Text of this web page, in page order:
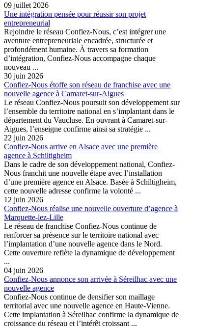
09 juillet 2026
Une intégration pensée pour réussir son projet
entrepreneurial
Rejoindre le réseau Confiez-Nous, c’est intégrer une
aventure entrepreneuriale encadrée, structurée et
profondément humaine. À travers sa formation
d’intégration, Confiez-Nous accompagne chaque
nouveau ...
30 juin 2026
Confiez-Nous étoffe son réseau de franchise avec une
nouvelle agence à Camaret-sur-Aigues
Le réseau Confiez-Nous poursuit son développement sur
l’ensemble du territoire national en s’implantant dans le
département du Vaucluse. En ouvrant à Camaret-sur-
Aigues, l’enseigne confirme ainsi sa stratégie ...
22 juin 2026
Confiez-Nous arrive en Alsace avec une première
agence à Schiltigheim
Dans le cadre de son développement national, Confiez-
Nous franchit une nouvelle étape avec l’installation
d’une première agence en Alsace. Basée à Schiltigheim,
cette nouvelle adresse confirme la volonté ...
12 juin 2026
Confiez-Nous réalise une nouvelle ouverture d’agence à
Marquette-lez-Lille
Le réseau de franchise Confiez-Nous continue de
renforcer sa présence sur le territoire national avec
l’implantation d’une nouvelle agence dans le Nord.
Cette ouverture reflète la dynamique de développement
...
04 juin 2026
Confiez-Nous annonce son arrivée à Séreilhac avec une
nouvelle agence
Confiez-Nous continue de densifier son maillage
territorial avec une nouvelle agence en Haute-Vienne.
Cette implantation à Séreilhac confirme la dynamique de
croissance du réseau et l’intérêt croissant ...